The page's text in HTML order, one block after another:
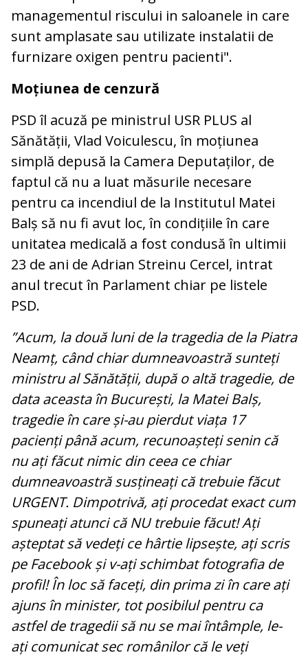
managementul riscului in saloanele in care
sunt amplasate sau utilizate instalatii de
furnizare oxigen pentru pacienti".
Moțiunea de cenzură
PSD îl acuză pe ministrul USR PLUS al
Sănătății, Vlad Voiculescu, în moțiunea
simplă depusă la Camera Deputaților, de
faptul că nu a luat măsurile necesare
pentru ca incendiul de la Institutul Matei
Balș să nu fi avut loc, în condițiile în care
unitatea medicală a fost condusă în ultimii
23 de ani de Adrian Streinu Cercel, intrat
anul trecut în Parlament chiar pe listele
PSD.
”Acum, la două luni de la tragedia de la Piatra
Neamț, când chiar dumneavoastră sunteți
ministru al Sănătății, după o altă tragedie, de
data aceasta în București, la Matei Balș,
tragedie în care și-au pierdut viața 17
pacienți până acum, recunoașteți senin că
nu ați făcut nimic din ceea ce chiar
dumneavoastră susțineați că trebuie făcut
URGENT. Dimpotrivă, ați procedat exact cum
spuneați atunci că NU trebuie făcut! Ați
așteptat să vedeți ce hârtie lipsește, ați scris
pe Facebook și v-ați schimbat fotografia de
profil! În loc să faceți, din prima zi în care ați
ajuns în minister, tot posibilul pentru ca
astfel de tragedii să nu se mai întâmple, le-
ați comunicat sec românilor că le veți